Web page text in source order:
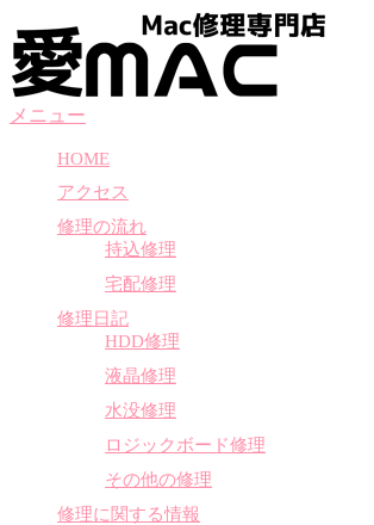
ン
テ
ン
ツ
メニュー
HOME
アクセス
修理の流れ
持込修理
宅配修理
修理日記
HDD修理
液晶修理
水没修理
ロジックボード修理
その他の修理
修理に関する情報